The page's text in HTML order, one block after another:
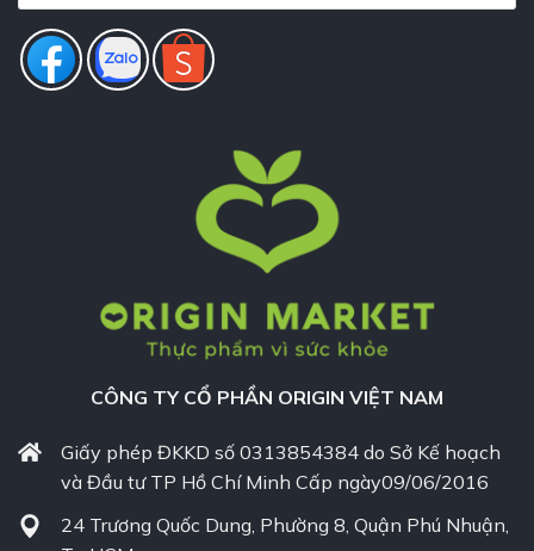
CÔNG TY CỔ PHẦN ORIGIN VIỆT NAM
Giấy phép ĐKKD số 0313854384 do Sở Kế hoạch
và Đầu tư TP Hồ Chí Minh Cấp ngày09/06/2016
24 Trương Quốc Dung, Phường 8, Quận Phú Nhuận,